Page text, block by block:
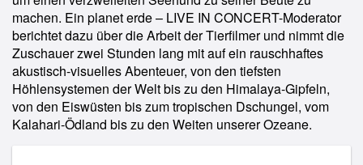
machen. Ein planet erde – LIVE IN CONCERT-Moderator
berichtet dazu über die Arbeit der Tierfilmer und nimmt die
Zuschauer zwei Stunden lang mit auf ein rauschhaftes
akustisch-visuelles Abenteuer, von den tiefsten
Höhlensystemen der Welt bis zu den Himalaya-Gipfeln,
von den Eiswüsten bis zum tropischen Dschungel, vom
Kalahari-Ödland bis zu den Weiten unserer Ozeane.